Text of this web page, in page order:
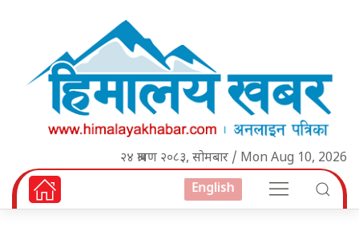
२४ श्रावण २०८३, सोमबार / Mon Aug 10, 2026
English